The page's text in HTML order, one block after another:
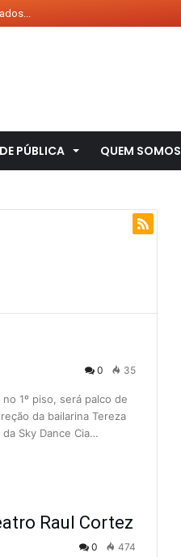
PÚBLICA QUEM SOMOS
0 35
1º piso, será palco de
da bailarina Tereza
Sky Dance Cia…
Raul Cortez
0 474